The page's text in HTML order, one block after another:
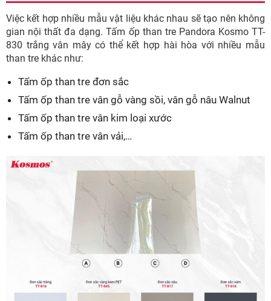
Việc kết hợp nhiều mẫu vật liệu khác nhau sẽ tạo nên không
gian nội thất đa dạng. Tấm ốp than tre Pandora Kosmo TT-
830 trắng vân mây có thể kết hợp hài hòa với nhiều mẫu
than tre khác như:
Tấm ốp than tre đơn sắc
Tấm ốp than tre vân gỗ vàng sồi, vân gỗ nâu Walnut
Tấm ốp than tre vân kim loại xước
Tấm ốp than tre vân vải,…